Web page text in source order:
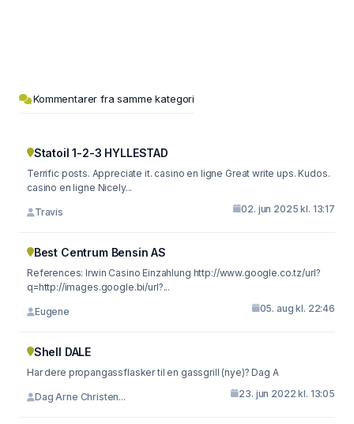
Kommentarer fra samme kategori
Statoil 1-2-3 HYLLESTAD
Terrific posts. Appreciate it. casino en ligne Great write ups. Kudos.
casino en ligne Nicely...
Travis 02. jun 2025 kl. 13:17
Best Centrum Bensin AS
References: Irwin Casino Einzahlung http://www.google.co.tz/url?
q=http://images.google.bi/url?...
Eugene 05. aug kl. 22:46
Shell DALE
Har dere propangassflasker til en gassgrill (nye)? Dag A
Dag Arne Christen... 23. jun 2022 kl. 13:05